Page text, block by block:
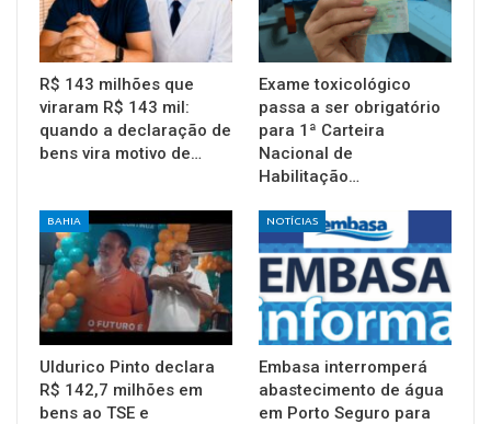
R$ 143 milhões que
viraram R$ 143 mil:
quando a declaração de
bens vira motivo de…
Exame toxicológico
passa a ser obrigatório
para 1ª Carteira
Nacional de
Habilitação…
BAHIA
Uldurico Pinto declara
R$ 142,7 milhões em
bens ao TSE e
NOTÍCIAS
Embasa interromperá
abastecimento de água
em Porto Seguro para